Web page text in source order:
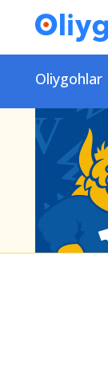
Oliygohlar